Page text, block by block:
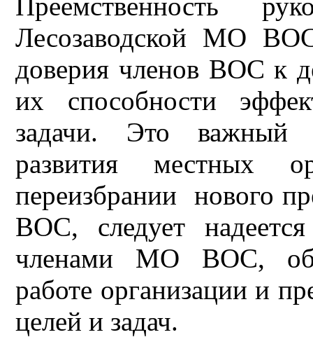
Лесозаводской МО
доверия членов ВОС к
их способности
задачи. Это важный
развития местных
переизбрании нового
ВОС, следует
членами МО ВОС,
работе организации и
целей и задач.